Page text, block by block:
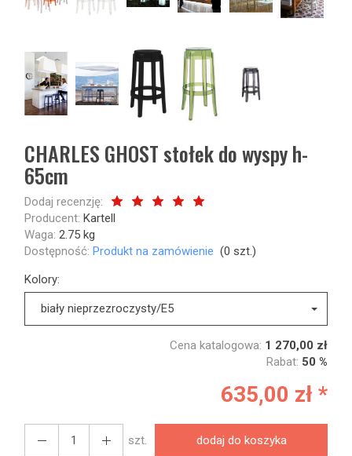
CHARLES GHOST stołek do wyspy h-
65cm
Dodaj recenzję:
Producent: Kartell
Waga: 2.75 kg
Dostępność: Produkt na zamówienie (0 szt.)
Kolory:
biały nieprzezroczysty/E5
Cena katalogowa: 1 270,00 zł
Rabat: 50 %
635,00 zł *
szt. dodaj do koszyka